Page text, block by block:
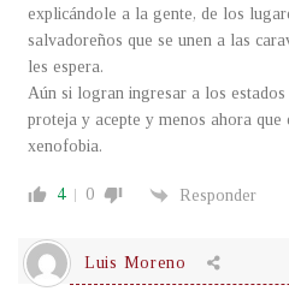
explicándole a la gente, de los
salvadoreños que se unen a las
les espera.
Aún si logran ingresar a los
proteja y acepte y menos ahora
xenofobia.
4 0 Responder
Luis Moreno